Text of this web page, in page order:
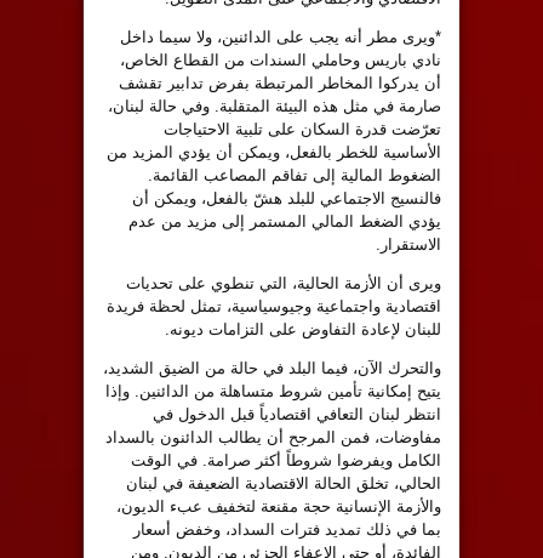
*ويرى مطر أنه يجب على الدائنين، ولا سيما داخل
نادي باريس وحاملي السندات من القطاع الخاص،
أن يدركوا المخاطر المرتبطة بفرض تدابير تقشف
صارمة في مثل هذه البيئة المتقلبة. وفي حالة لبنان،
تعرّضت قدرة السكان على تلبية الاحتياجات
الأساسية للخطر بالفعل، ويمكن أن يؤدي المزيد من
الضغوط المالية إلى تفاقم المصاعب القائمة.
فالنسيج الاجتماعي للبلد هشّ بالفعل، ويمكن أن
يؤدي الضغط المالي المستمر إلى مزيد من عدم
الاستقرار.
‏ويرى أن الأزمة الحالية، التي تنطوي على تحديات
اقتصادية واجتماعية وجيوسياسية، تمثل لحظة فريدة
للبنان لإعادة التفاوض على التزامات ديونه.
والتحرك الآن، فيما البلد في حالة من الضيق الشديد،
يتيح إمكانية تأمين شروط متساهلة من الدائنين. وإذا
انتظر لبنان التعافي اقتصادياً قبل الدخول في
مفاوضات، فمن المرجح أن يطالب الدائنون بالسداد
الكامل ويفرضوا شروطاً أكثر صرامة. في الوقت
الحالي، تخلق الحالة الاقتصادية الضعيفة في لبنان
والأزمة الإنسانية حجة مقنعة لتخفيف عبء الديون،
بما في ذلك تمديد فترات السداد، وخفض أسعار
الفائدة، أو حتى الإعفاء الجزئي من الديون. ومن